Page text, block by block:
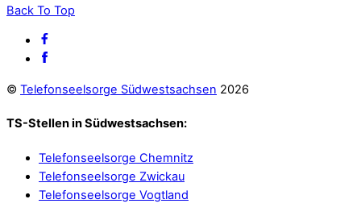
Back To Top
© Telefonseelsorge Südwestsachsen 2026
TS-Stellen in Südwestsachsen:
Telefonseelsorge Chemnitz
Telefonseelsorge Zwickau
Telefonseelsorge Vogtland